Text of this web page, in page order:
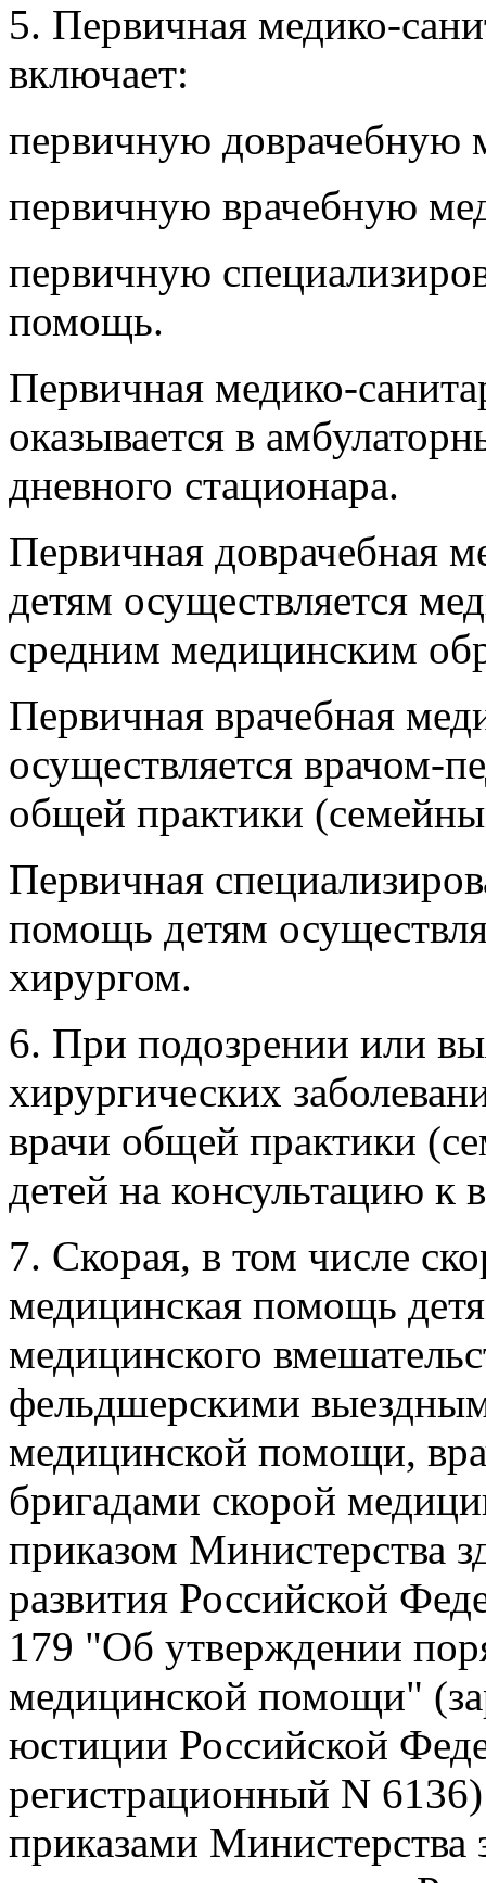
5. Первичная медико-
включает:
первичную доврачебную
первичную врачебную
первичную
помощь.
Первичная медико-
оказывается в
дневного стационара.
Первичная доврачебная
детям осуществляется
средним медицинским
Первичная врачебная
осуществляется врачом-
общей практики
Первичная
помощь детям
хирургом.
6. При подозрении или
хирургических
врачи общей практики
детей на консультацию к
7. Скорая, в том числе
медицинская помощь
медицинского
фельдшерскими
медицинской помощи,
бригадами скорой
приказом Министерства
развития Российской
179 "Об утверждении
медицинской помощи"
юстиции Российской
регистрационный N
приказами Министерства